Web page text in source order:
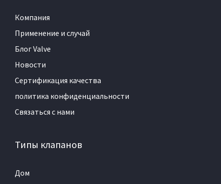
Компания
Применение и случай
Блог Valve
Новости
Сертификация качества
политика конфиденциальности
Связаться с нами
Типы клапанов
Дом